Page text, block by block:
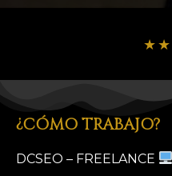
★★
¿CÓMO TRABAJO?
DCSEO – FREELANCE